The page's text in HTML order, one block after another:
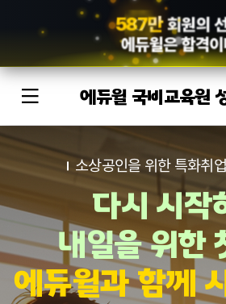
587만 회원의
에듀윌은 합격
에듀윌 국비교육원
소상공인을 위한 특화취
다시 시작
내일을 위한
에듀윌과 함께